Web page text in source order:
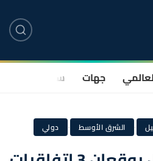
جهات سياسة
· الشرق الأوسط · دولي